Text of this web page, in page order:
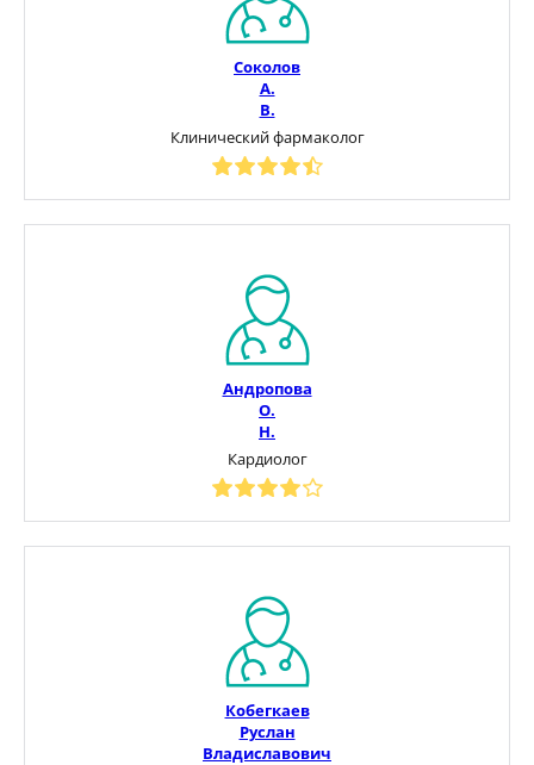
Соколов
А.
В.
Клинический фармаколог
Андропова
О.
Н.
Кардиолог
Кобегкаев
Руслан
Владиславович